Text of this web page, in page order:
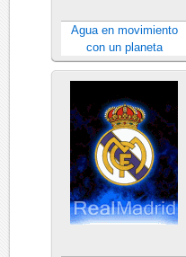
Agua en movimiento
con un planeta